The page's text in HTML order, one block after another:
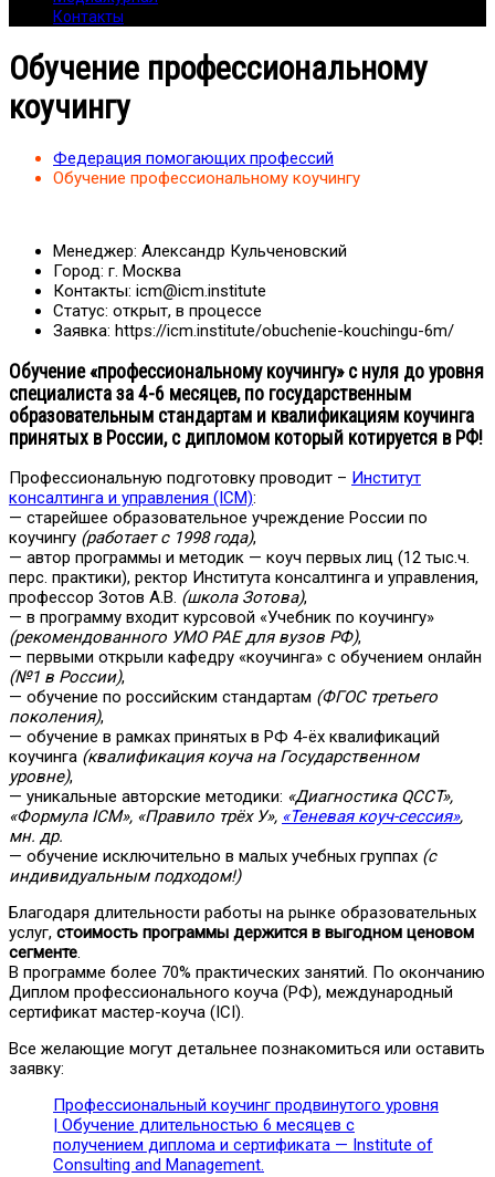
Контакты
Обучение профессиональному
коучингу
Федерация помогающих профессий
Обучение профессиональному коучингу
Менеджер: Александр Кульченовский
Город: г. Москва
Контакты: icm@icm.institute
Статус: открыт, в процессе
Заявка: https://icm.institute/obuchenie-kouchingu-6m/
Обучение «профессиональному коучингу» с нуля до уровня
специалиста за 4-6 месяцев, по государственным
образовательным стандартам и квалификациям коучинга
принятых в России, с дипломом который котируется в РФ!
Профессиональную подготовку проводит – Институт
консалтинга и управления (ICM):
— старейшее образовательное учреждение России по
коучингу (работает с 1998 года),
— автор программы и методик — коуч первых лиц (12 тыс.ч.
перс. практики), ректор Института консалтинга и управления,
профессор Зотов А.В. (школа Зотова),
— в программу входит курсовой «Учебник по коучингу»
(рекомендованного УМО РАЕ для вузов РФ),
— первыми открыли кафедру «коучинга» с обучением онлайн
(№1 в России),
— обучение по российским стандартам (ФГОС третьего
поколения),
— обучение в рамках принятых в РФ 4-ёх квалификаций
коучинга (квалификация коуча на Государственном
уровне),
— уникальные авторские методики: «Диагностика QCCT»,
«Формула ICM», «Правило трёх У», «Теневая коуч-сессия»,
мн. др.
— обучение исключительно в малых учебных группах (с
индивидуальным подходом!)
Благодаря длительности работы на рынке образовательных
услуг, стоимость программы держится в выгодном ценовом
сегменте.
В программе более 70% практических занятий. По окончанию
Диплом профессионального коуча (РФ), международный
сертификат мастер-коуча (ICI).
Все желающие могут детальнее познакомиться или оставить
заявку:
Профессиональный коучинг продвинутого уровня
| Обучение длительностью 6 месяцев с
получением диплома и сертификата — Institute of
Consulting and Management.